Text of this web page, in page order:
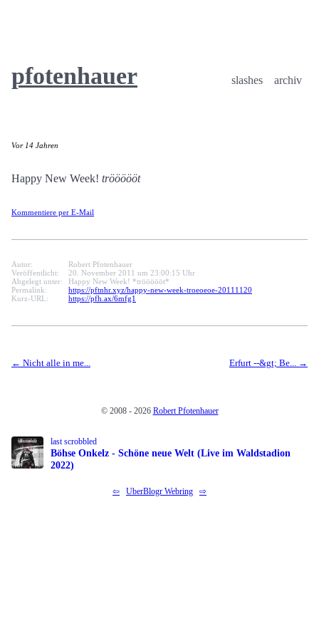
pfotenhauer slashes archiv
Vor 14 Jahren
Happy New Week! tröööööt
Kommentiere per E-Mail
Autor:
Robert Pfotenhauer
Veröffentlicht:
20. November 2011 um 23:00:15 Uhr
Abgelegt unter:
Happy New Week! *tröööööt*
Permalink:
https://pftnhr.xyz/happy-new-week-troeoeoe-20111120
Kurz-URL:
https://pfh.ax/6mfg1
Nicht alle in me... Erfurt --&gt; Be...
© 2008 - 2026 Robert Pfotenhauer
last scrobbled
Böhse Onkelz - Schöne neue Welt (Live im Waldstadion
2022)
⇦ UberBlogr Webring ⇨